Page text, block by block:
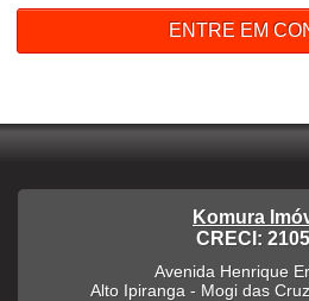
ENTRE EM
Komura
CRECI:
Avenida Henrique
Alto Ipiranga - Mogi das